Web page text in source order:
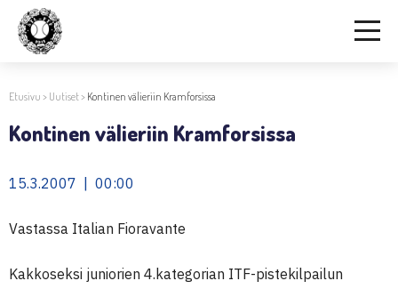
Etusivu > Uutiset> Kontinen välieriin Kramforsissa
Kontinen välieriin Kramforsissa
15.3.2007 | 00:00
Vastassa Italian Fioravante
Kakkoseksi juniorien 4.kategorian ITF-pistekilpailun